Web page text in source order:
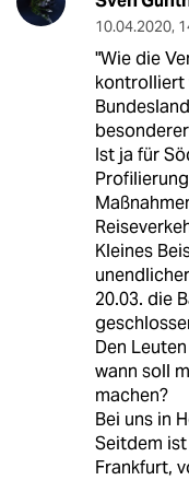
10.04.2020,
"Wie die
kontrolliert
Ist ja für
Kleines
20.03. die
Den
wann soll
machen?
Bei uns in
Seitdem
Frankfurt,